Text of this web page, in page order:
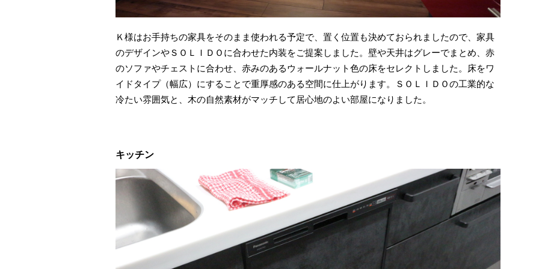
Ｋ様はお手持ちの家具をそのまま使われる予定で、置く位置も決めておられましたので、家具
のデザインやＳＯＬＩＤＯに合わせた内装をご提案しました。壁や天井はグレーでまとめ、赤
のソファやチェストに合わせ、赤みのあるウォールナット色の床をセレクトしました。床をワ
イドタイプ（幅広）にすることで重厚感のある空間に仕上がります。ＳＯＬＩＤＯの工業的な
冷たい雰囲気と、木の自然素材がマッチして居心地のよい部屋になりました。
キッチン